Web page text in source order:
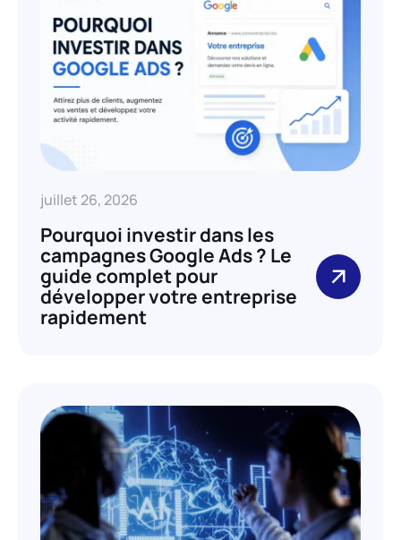
juillet 26, 2026
Pourquoi investir dans les
campagnes Google Ads ? Le
guide complet pour
développer votre entreprise
rapidement